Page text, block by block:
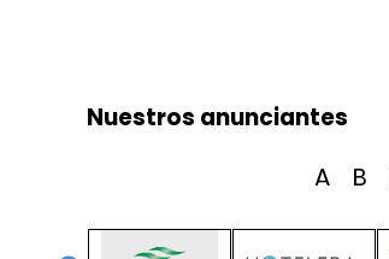
Nuestros anunciantes
A B